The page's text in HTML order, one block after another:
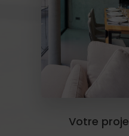
Votre